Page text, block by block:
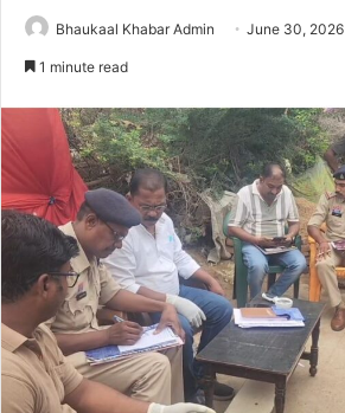
Bhaukaal Khabar Admin June 30, 2026
1 minute read